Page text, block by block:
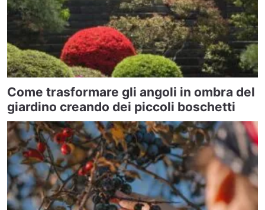
Come trasformare gli angoli in ombra del
giardino creando dei piccoli boschetti